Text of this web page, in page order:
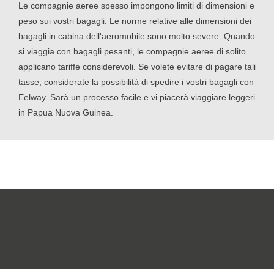
Le compagnie aeree spesso impongono limiti di dimensioni e
peso sui vostri bagagli. Le norme relative alle dimensioni dei
bagagli in cabina dell'aeromobile sono molto severe. Quando
si viaggia con bagagli pesanti, le compagnie aeree di solito
applicano tariffe considerevoli. Se volete evitare di pagare tali
tasse, considerate la possibilità di spedire i vostri bagagli con
Eelway. Sarà un processo facile e vi piacerà viaggiare leggeri
in Papua Nuova Guinea.